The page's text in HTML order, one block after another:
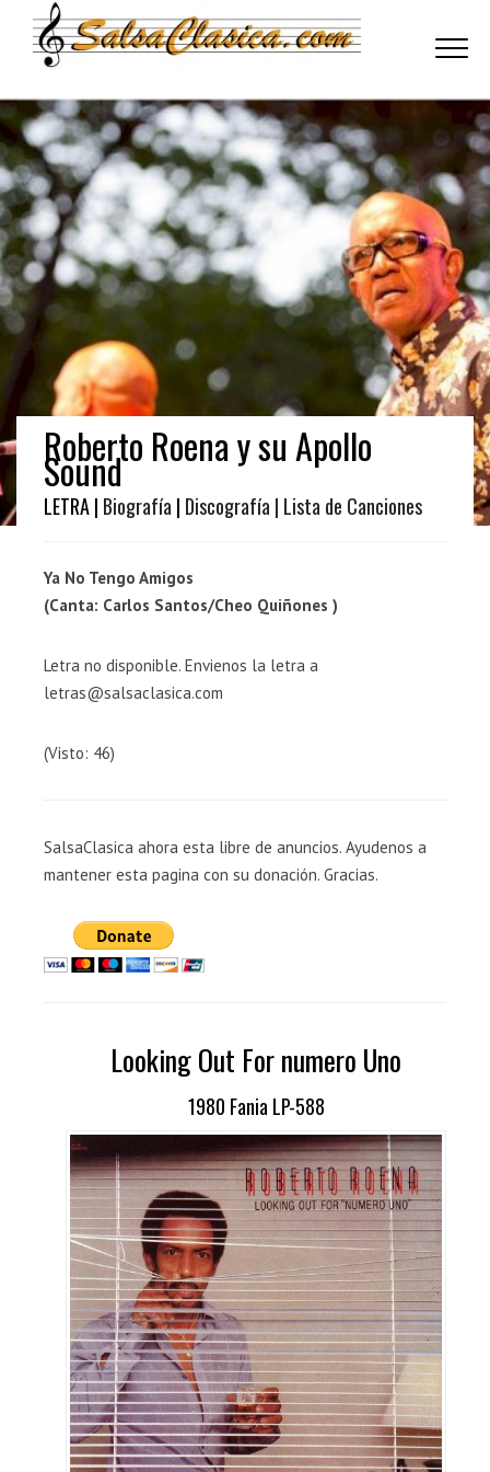
Roberto Roena y su Apollo
Sound
LETRA | Biografía | Discografía | Lista de Canciones
Ya No Tengo Amigos
(Canta: Carlos Santos/Cheo Quiñones )
Letra no disponible. Envienos la letra a
letras@salsaclasica.com
(Visto: 46)
SalsaClasica ahora esta libre de anuncios. Ayudenos a
mantener esta pagina con su donación. Gracias.
Looking Out For numero Uno
1980 Fania LP-588